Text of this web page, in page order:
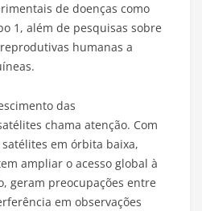
de doenças como
1, além de pesquisas sobre
humanas a
das
chama atenção. Com
em órbita baixa,
ampliar o acesso global à
geram preocupações entre
em observações